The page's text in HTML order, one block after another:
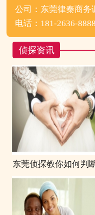
公司：东莞律秦商务
电话：181-2636-8888
侦探资讯
东莞侦探教你如何判